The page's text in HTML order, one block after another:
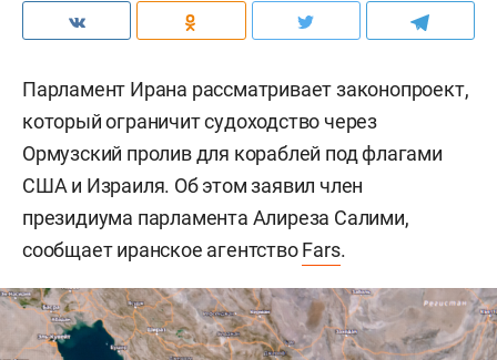
Парламент Ирана рассматривает законопроект,
который ограничит судоходство через
Ормузский пролив для кораблей под флагами
США и Израиля. Об этом заявил член
президиума парламента Алиреза Салими,
сообщает иранское агентствоFars.